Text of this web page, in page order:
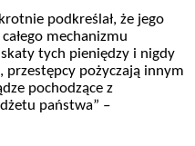
podkreślał, że jego
mechanizmu
tych pieniędzy i nigdy
przestępcy pożyczają innym
pochodzące z
państwa” –